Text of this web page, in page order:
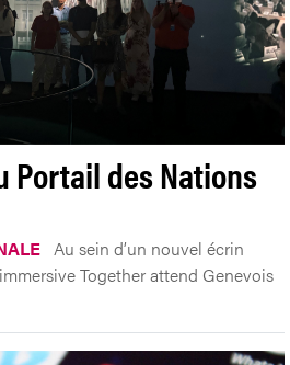
Portail des Nations
Au sein d’un nouvel écrin
Together attend Genevois